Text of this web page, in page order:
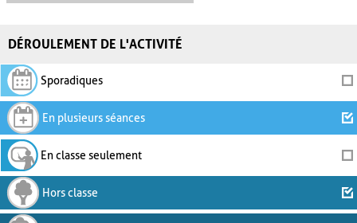
DÉROULEMENT DE L'ACTIVITÉ
Sporadiques
En plusieurs séances
En classe seulement
Hors classe